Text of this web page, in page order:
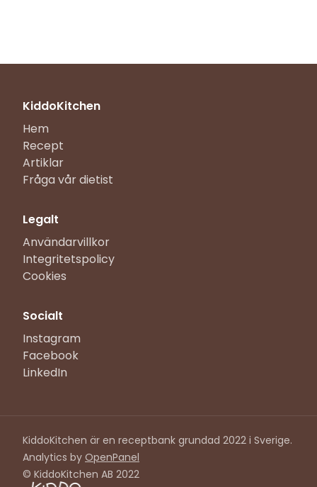
KiddoKitchen
Hem
Recept
Artiklar
Fråga vår dietist
Legalt
Användarvillkor
Integritetspolicy
Cookies
Socialt
Instagram
Facebook
LinkedIn
KiddoKitchen är en receptbank grundad 2022 i Sverige.
Analytics by OpenPanel
© KiddoKitchen AB 2022